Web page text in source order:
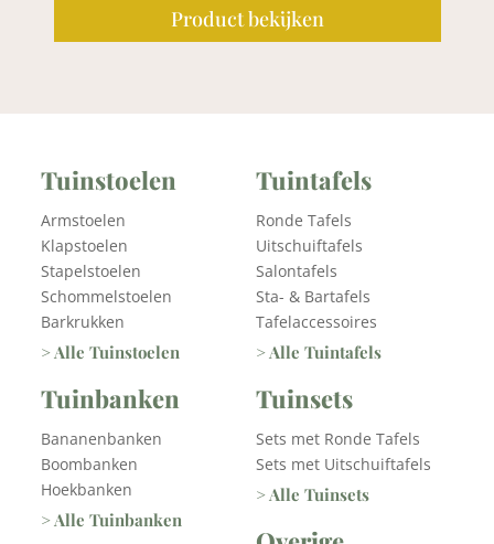
Product bekijken
Tuinstoelen
Armstoelen
Klapstoelen
Stapelstoelen
Schommelstoelen
Barkrukken
> Alle Tuinstoelen
Tuinbanken
Bananenbanken
Boombanken
Hoekbanken
> Alle Tuinbanken
Tuintafels
Ronde Tafels
Uitschuiftafels
Salontafels
Sta- & Bartafels
Tafelaccessoires
> Alle Tuintafels
Tuinsets
Sets met Ronde Tafels
Sets met Uitschuiftafels
> Alle Tuinsets